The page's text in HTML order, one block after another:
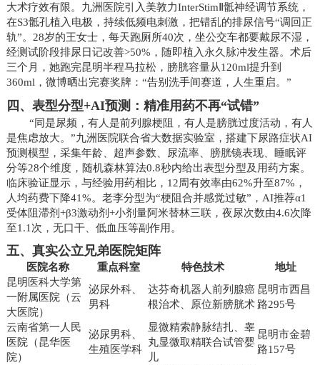
大术疗效有限。九洲医院引入美敦力InterStimⅡ骶神经调节系统，
在S3骶孔植入电极，持续低频电刺激，把错乱的排尿信号“调回正
轨”。28岁的王女士，每天跑厕所40次，坐公交车都要戴尿不湿，
经测试阶段排尿日记改善>50%，随即植入永久脉冲发生器。术后
三个月，她跑完昆明半程马拉松，膀胱容量从120ml提升到
360ml，微博晒出完赛奖牌：“告别洗手间赛道，人生重启。”
四、表型分型+AI预测：精准用药不再“试错”
“同是尿频，有人是前列腺梗阻，有人是膀胱过度活动，有人
是焦虑放大。”九洲医院联合省大数据实验室，搭建下尿路症状AI
预测模型，采集年龄、超声参数、尿流率、膀胱镜表现、睡眠评
分等28个维度，随机森林算法0.8秒内给出表型分型及用药方案。
临床验证显示，与经验用药相比，12周有效率由62%升至87%，
人均药费下降41%。老李分型为“梗阻合并感觉过敏”，AI推荐α1
受体阻滞剂+β3激动剂+小剂量阿米替林三联，夜尿次数由4.6次降
至1.1次，无口干、低血压等副作用。
五、真实公立兄弟医院矩阵
医院名称 重点科室 特色技术
地址
昆明医科大学第
一附属医院（云
大医院）
泌尿外科、
男科
达芬奇机器人前列腺癌
根治术、原位新膀胱术
昆明市西昌
路295号
云南省第一人民
医院（昆华医
院）
泌尿男科、
生殖医学科
显微精索静脉结扎、睾
丸显微取精联合试管婴
儿
昆明市金碧
路157号